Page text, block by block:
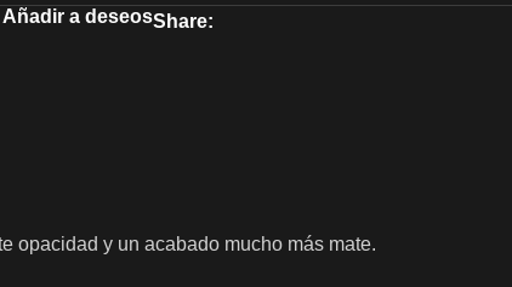
Añadir a deseosShare:
opacidad y un acabado mucho más mate.